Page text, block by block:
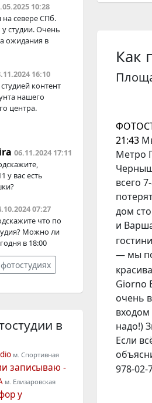
Как
21:43
Метро
всего
дом
и
— мы
Giorno
очень
входом
надо!)
Если
978-02-
10:28
на севере СПб.
студии. Очень
ожидания в
16:10
контент
нашего
центра.
06.11.2024 17:11
у вас есть
07:27
что по
Можно ли
в 18:00
в
м. Спортивная
записываю -
м. Елизаровская
у